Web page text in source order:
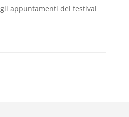
gli appuntamenti del festival